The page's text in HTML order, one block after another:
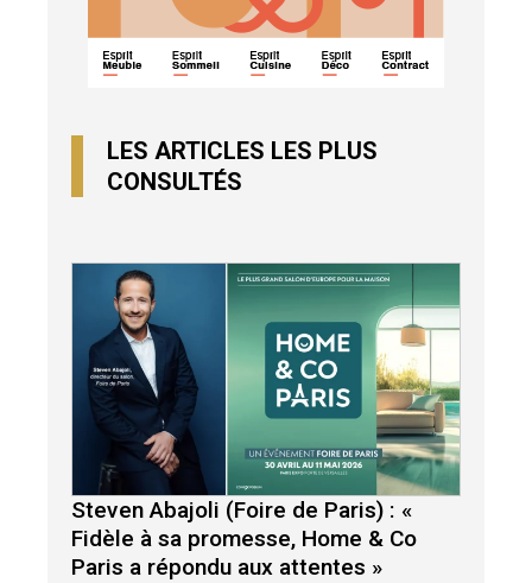
LES ARTICLES LES PLUS
CONSULTÉS
Steven Abajoli (Foire de Paris) : «
Fidèle à sa promesse, Home & Co
Paris a répondu aux attentes »